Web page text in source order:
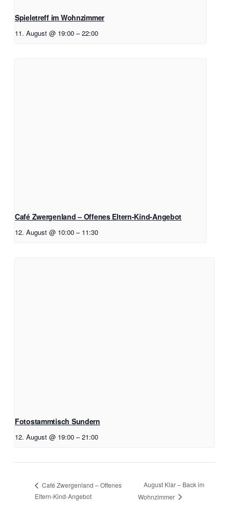
Spieletreff im Wohnzimmer
11. August @ 19:00 – 22:00
Café Zwergenland – Offenes Eltern-Kind-Angebot
12. August @ 10:00 – 11:30
Fotostammtisch Sundern
12. August @ 19:00 – 21:00
Café Zwergenland – Offenes
Eltern-Kind-Angebot
August Klar – Back im
Wohnzimmer